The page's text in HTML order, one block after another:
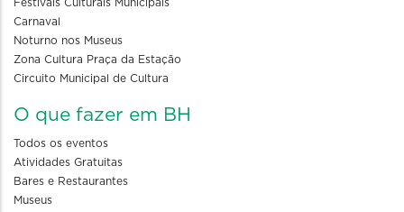
Festivais Culturais Municipais
Carnaval
Noturno nos Museus
Zona Cultura Praça da Estação
Circuito Municipal de Cultura
O que fazer em BH
Todos os eventos
Atividades Gratuitas
Bares e Restaurantes
Museus